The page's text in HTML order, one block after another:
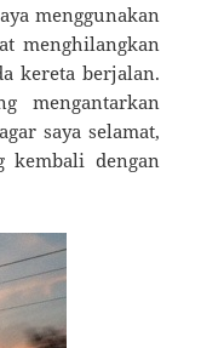
menggunakan
menghilangkan
kereta berjalan.
mengantarkan
saya selamat,
kembali dengan